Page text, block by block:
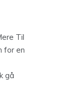
Til
for en
gå